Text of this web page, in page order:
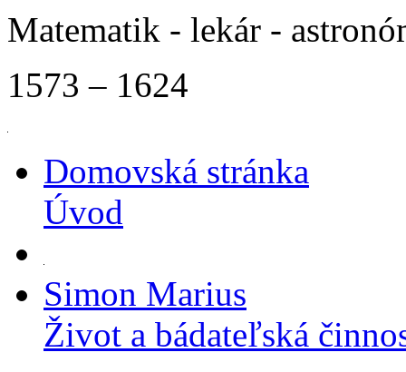
Matematik - lekár -
1573 – 1624
Domovská stránka
Úvod
Simon Marius
Život a bádateľská